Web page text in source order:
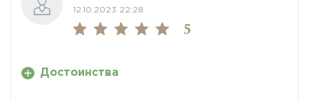
12.10.2023 22:28
5
Достоинства